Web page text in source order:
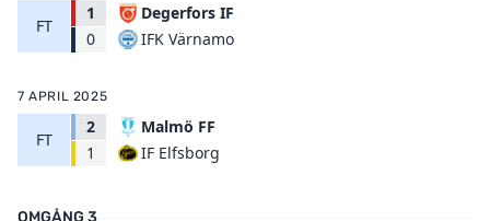
FT
1
0
Degerfors IF
IFK Värnamo
7 APRIL 2025
FT
2
1
Malmö FF
IF Elfsborg
OMGÅNG 3